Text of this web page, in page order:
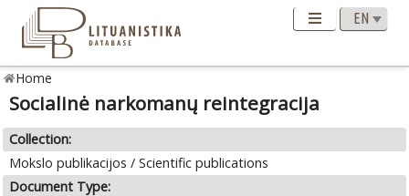
Home
Socialinė narkomanų reintegracija
Collection:
Mokslo publikacijos / Scientific publications
Document Type: